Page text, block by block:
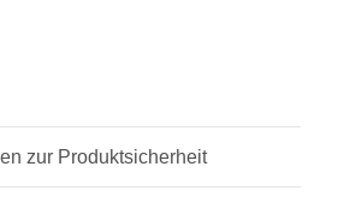
zur Produktsicherheit